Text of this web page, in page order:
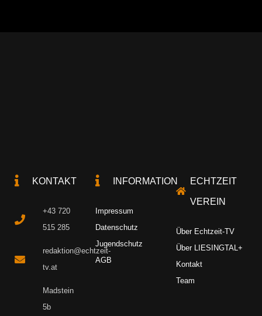
KONTAKT
+43 720
515 285
redaktion@echtzeit-
tv.at
Madstein
5b
INFORMATION
Impressum
Datenschutz
Jugendschutz
AGB
ECHTZEIT
VEREIN
Über Echtzeit-TV
Über LIESINGTAL+
Kontakt
Team